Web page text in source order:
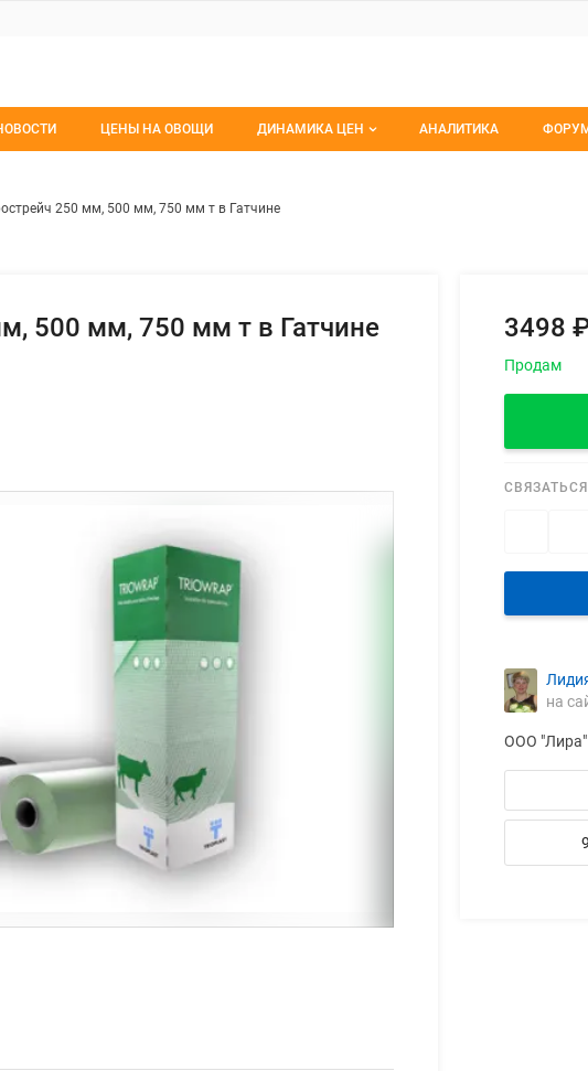
ЦЕНЫ НА ОВОЩИ ДИНАМИКА ЦЕН АНАЛИТИКА
250 мм, 500 мм, 750 мм т в
250 мм, 500 мм, 750 мм т в Гатчине
500 мм, 750 мм т в Гатчине 3498
Продам
на
ООО "Лира"